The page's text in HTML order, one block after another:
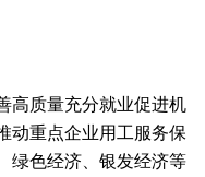
高质量充分就业促进机
动重点企业用工服务保
绿色经济、银发经济等